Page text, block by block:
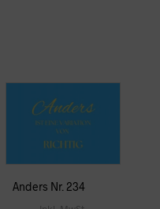
Anders Nr. 234